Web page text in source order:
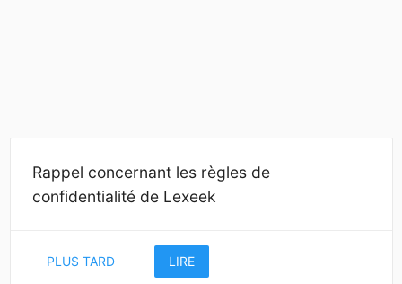
Rappel concernant les règles de
confidentialité de Lexeek
PLUS TARD LIRE